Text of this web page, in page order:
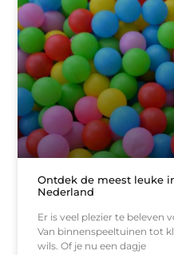
Ontdek de meest leuke
Nederland
Er is veel plezier te beleven
Van binnenspeeltuinen tot
wils. Of je nu een dagje